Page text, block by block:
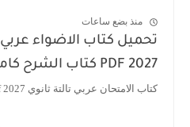
منذ بضع ساعات
تحميل كتاب الاضواء
2027 PDF كتاب الشرح كامل
كتاب الامتحان عربي تالتة ثانوي 2027 pdf جزء الشرح -